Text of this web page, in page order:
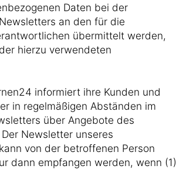
Daten bei der
an den für die
übermittelt werden,
hierzu verwendeten
informiert ihre Kunden und
in regelmäßigen Abständen im
über Angebote des
Newsletter unseres
von der betroffenen Person
dann empfangen werden, wenn (1)